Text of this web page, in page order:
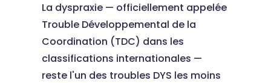
La dyspraxie — officiellement appelée
Trouble Développemental de la
Coordination (TDC) dans les
classifications internationales —
reste l'un des troubles DYS les moins